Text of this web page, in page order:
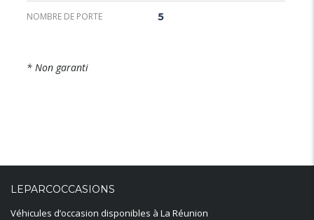
NOMBRE DE PORTE 5
* Non garanti
LEPARCOCCASIONS
Véhicules d’occasion disponibles à La Réunion